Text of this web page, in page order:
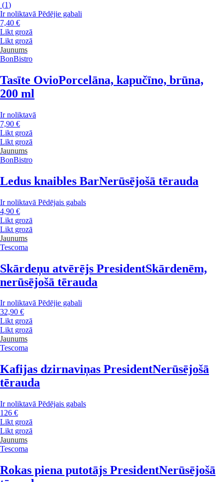
(1)
Ir noliktavā Pēdējie gabali
7,40 €
Likt grozā
Likt grozā
Jaunums
BonBistro
Tasīte OvioPorcelāna, kapučīno, brūna,
200 ml
Ir noliktavā
7,90 €
Likt grozā
Likt grozā
Jaunums
BonBistro
Ledus knaibles BarNerūsējošā tērauda
Ir noliktavā Pēdējais gabals
4,90 €
Likt grozā
Likt grozā
Jaunums
Tescoma
Skārdeņu atvērējs PresidentSkārdenēm,
nerūsējošā tērauda
Ir noliktavā Pēdējie gabali
32,90 €
Likt grozā
Likt grozā
Jaunums
Tescoma
Kafijas dzirnaviņas PresidentNerūsējošā
tērauda
Ir noliktavā Pēdējais gabals
126 €
Likt grozā
Likt grozā
Jaunums
Tescoma
Rokas piena putotājs PresidentNerūsējošā